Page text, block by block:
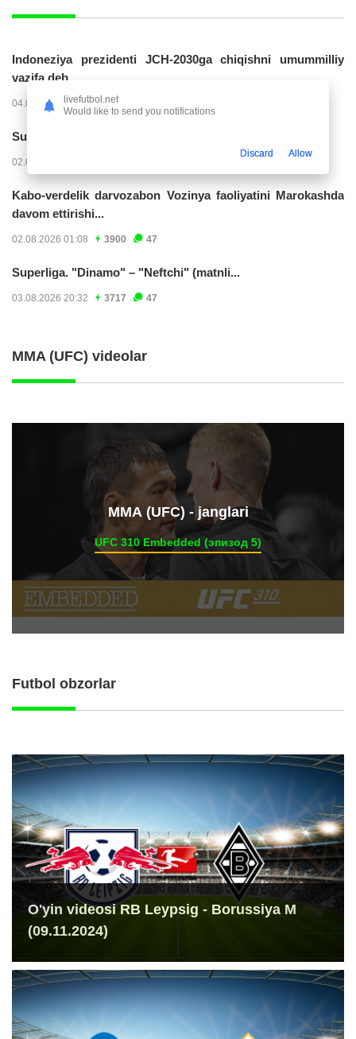
Indoneziya prezidenti JCH-2030ga chiqishni umummilliy
vazifa deb...
04.08.2026 02:11 14220
Superliga. “Buxoro” - “Lokomotiv”...
02.08.2026 03:08
Kabo-verdelik darvozabon Vozinya faoliyatini Marokashda
davom ettirishi...
02.08.2026 01:08 3900 47
Superliga. "Dinamo" – "Neftchi" (matnli...
03.08.2026 20:32 3717 47
MMA (UFC) videolar
ММА (UFC) - janglari
UFC 310 Embedded (эпизод 5)
Futbol obzorlar
O'yin videosi RB Leypsig - Borussiya M
(09.11.2024)
livefutbol.net
Would like to send you notifications
Discard Allow